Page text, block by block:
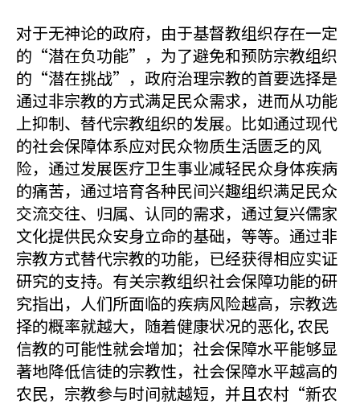
对于无神论的政府，由于基督教组织存在一定
的“潜在负功能”，为了避免和预防宗教组织
的“潜在挑战”，政府治理宗教的首要选择是
通过非宗教的方式满足民众需求，进而从功能
上抑制、替代宗教组织的发展。比如通过现代
的社会保障体系应对民众物质生活匮乏的风
险，通过发展医疗卫生事业减轻民众身体疾病
的痛苦，通过培育各种民间兴趣组织满足民众
交流交往、归属、认同的需求，通过复兴儒家
文化提供民众安身立命的基础，等等。通过非
宗教方式替代宗教的功能，已经获得相应实证
研究的支持。有关宗教组织社会保障功能的研
究指出，人们所面临的疾病风险越高，宗教选
择的概率就越大，随着健康状况的恶化, 农民
信教的可能性就会增加；社会保障水平能够显
著地降低信徒的宗教性，社会保障水平越高的
农民，宗教参与时间就越短，并且农村“新农